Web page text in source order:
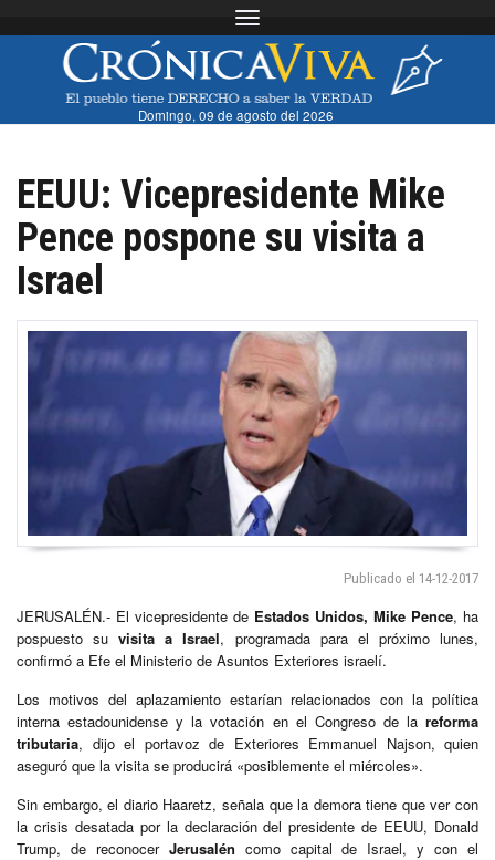
Toggle navigation
Domingo, 09 de agosto del 2026
EEUU: Vicepresidente Mike
Pence pospone su visita a
Israel
Publicado el 14-12-2017
JERUSALÉN.- El vicepresidente de Estados Unidos, Mike Pence, ha
pospuesto suvisita a Israel, programada para el próximo lunes,
confirmó a Efe el Ministerio de Asuntos Exteriores israelí.
Los motivos del aplazamiento estarían relacionados con la política
interna estadounidense y la votación en el Congreso de la reforma
tributaria, dijo el portavoz de Exteriores Emmanuel Najson, quien
aseguró que la visita se producirá «posiblemente el miércoles».
Sin embargo, el diario Haaretz, señala que la demora tiene que ver con
la crisis desatada por la declaración del presidente de EEUU, Donald
Trump, de reconocerJerusalén como capital de Israel, y con el